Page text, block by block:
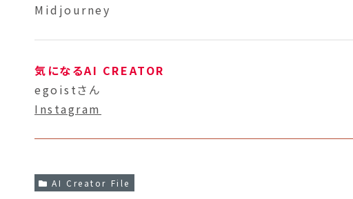
Midjourney
気になるAI CREATOR
egoistさん
Instagram
AI Creator File